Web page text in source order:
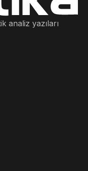
analiz yazıları